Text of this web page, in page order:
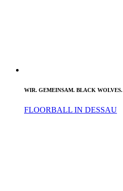
WIR. GEMEINSAM. BLACK WOLVES.
FLOORBALL IN DESSAU